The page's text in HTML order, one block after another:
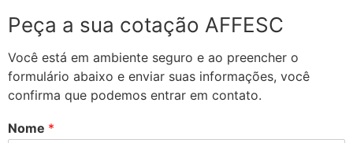
Peça a sua cotação AFFESC
Você está em ambiente seguro e ao preencher o
formulário abaixo e enviar suas informações, você
confirma que podemos entrar em contato.
Nome *